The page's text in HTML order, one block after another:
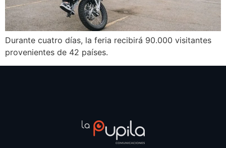
Durante cuatro días, la feria recibirá 90.000 visitantes
provenientes de 42 países.